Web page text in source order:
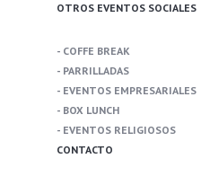
OTROS EVENTOS SOCIALES
- COFFE BREAK
- PARRILLADAS
- EVENTOS EMPRESARIALES
- BOX LUNCH
- EVENTOS RELIGIOSOS
CONTACTO